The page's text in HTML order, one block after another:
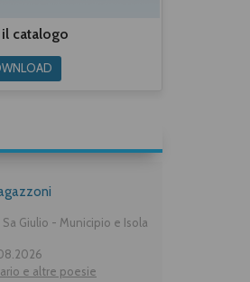
il catalogo
Giulio - Municipio e Isola
e altre poesie